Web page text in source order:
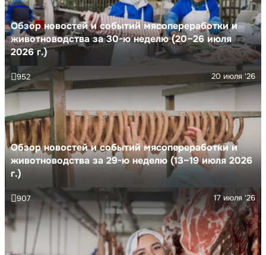
Обзор новостей и событий мясопереработки и
животноводства за 30-ю неделю (20–26 июля
2026 г.)
Обзор новостей и событий мясопереработки и
животноводства за 29-ю неделю (13–19 июля 2026
г.)
20 июля '26
952
17 июля '26
907